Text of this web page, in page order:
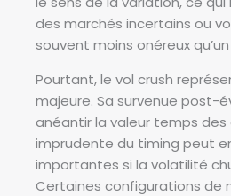
des marchés incertains ou
souvent moins onéreux
Pourtant, le vol crush
majeure. Sa survenue post-
anéantir la valeur temps
imprudente du timing peut
importantes si la volatilité
Certaines configurations de